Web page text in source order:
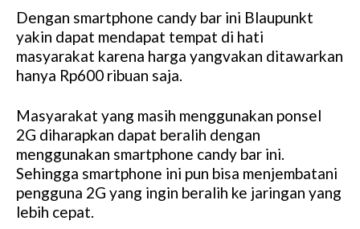
Dengan smartphone candy bar ini Blaupunkt
yakin dapat mendapat tempat di hati
masyarakat karena harga yangvakan ditawarkan
hanya Rp600 ribuan saja.
Masyarakat yang masih menggunakan ponsel
2G diharapkan dapat beralih dengan
menggunakan smartphone candy bar ini.
Sehingga smartphone ini pun bisa menjembatani
pengguna 2G yang ingin beralih ke jaringan yang
lebih cepat.